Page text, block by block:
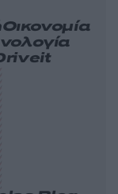
Οικονομία